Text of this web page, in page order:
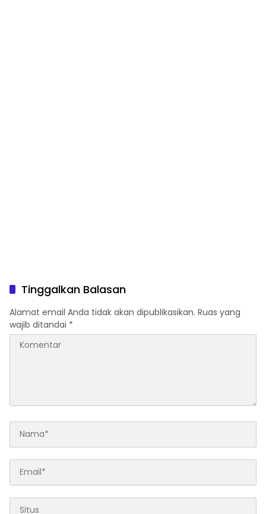
Tinggalkan Balasan
Alamat email Anda tidak akan dipublikasikan. Ruas yang
wajib ditandai *